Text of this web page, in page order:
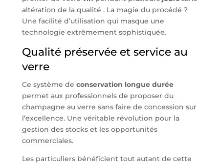
altération de la qualité . La magie du procédé ?
Une facilité d’utilisation qui masque une
technologie extrêmement sophistiquée.
Qualité préservée et service au
verre
Ce système de conservation longue durée
permet aux professionnels de proposer du
champagne au verre sans faire de concession sur
l’excellence. Une véritable révolution pour la
gestion des stocks et les opportunités
commerciales.
Les particuliers bénéficient tout autant de cette